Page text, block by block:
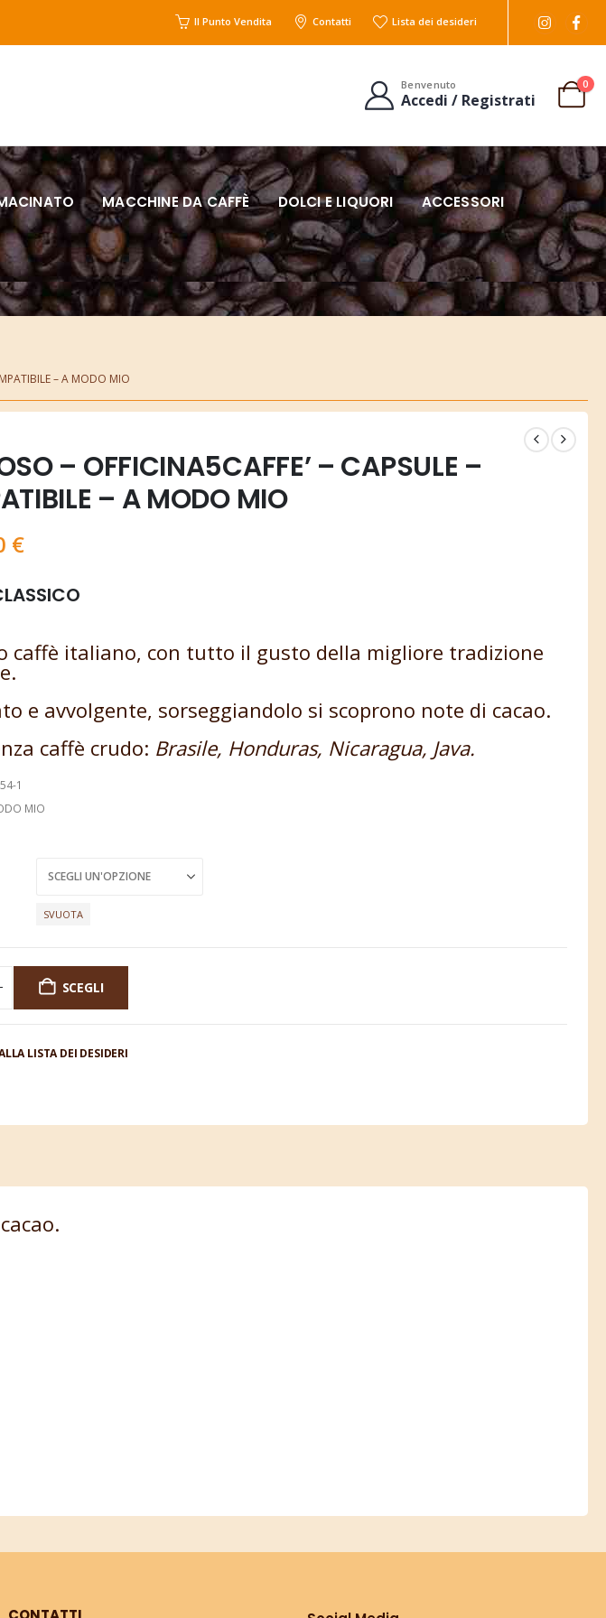
Il Punto Vendita Contatti Lista dei desideri
Benvenuto
Accedi / Registrati
0
MACCHINE DA CAFFÈ DOLCI E LIQUORI ACCESSORI
– A MODO MIO
– OFFICINA5CAFFE’ – CAPSULE –
– A MODO MIO
€
caffè italiano, con tutto il gusto della migliore tradizione
e avvolgente, sorseggiandolo si scoprono note di cacao.
caffè crudo: Brasile, Honduras, Nicaragua, Java.
1
MIO
SVUOTA
SCEGLI
LISTA DEI DESIDERI